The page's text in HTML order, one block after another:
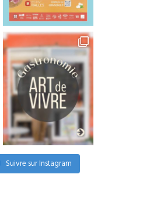
Hans Zimmer, du cinéma
6 mai 2026
Suivre sur Instagram